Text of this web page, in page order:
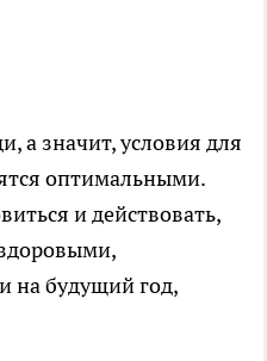
а значит, условия для
оптимальными.
и действовать,
на будущий год,